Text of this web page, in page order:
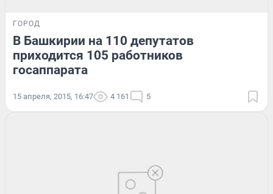
ГОРОД
В Башкирии на 110 депутатов
приходится 105 работников
госаппарата
15 апреля, 2015, 16:47 4 161 5